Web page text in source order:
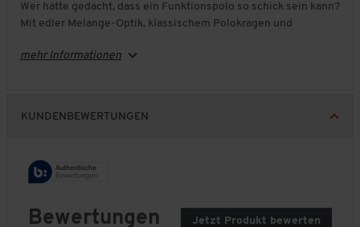
Wer hätte gedacht, dass ein Funktionspolo so schick sein kann?
Mit edler Melange-Optik, klassischem Polokragen und
Funktion, Design und Qualität bereits am Ziel.
Körperfeuchtigkeit kontrolliert nach außen entweicht. Auch
werden - Sie genießen stets ein angenehm trockenes
Ultraleicht und ultrabequem
mehr Informationen
KUNDENBEWERTUNGEN
Bewertungen Jetzt Produkt bewerten